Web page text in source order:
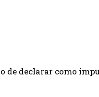
de declarar como